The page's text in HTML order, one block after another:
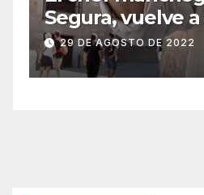
Segura, vuelve a
Colgadas’, el
icónico de
29 DE AGOSTO DE 2022